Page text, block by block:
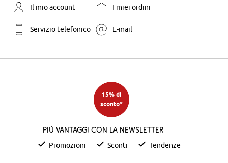
Il mio account I miei ordini
Servizio telefonico E-mail
15% di
sconto*
Più vantaggi con la newsletter
Promozioni Sconti Tendenze